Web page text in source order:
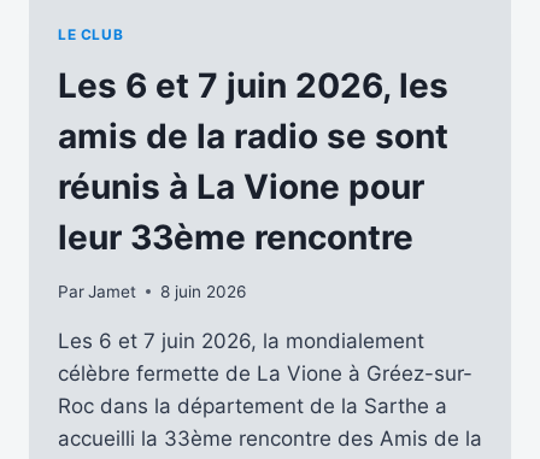
UN
OUTIL
ESSENTIEL
POUR
LA
SÉCURITÉ
CIVILE
LE CLUB
Les 6 et 7 juin 2026, les
amis de la radio se sont
réunis à La Vione pour
leur 33ème rencontre
ParJamet 8 juin 2026
Les 6 et 7 juin 2026, la mondialement
célèbre fermette de La Vione à Gréez-sur-
Roc dans la département de la Sarthe a
accueilli la 33ème rencontre des Amis de la